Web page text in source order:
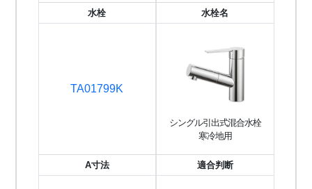
水栓
TA01799K
水栓名
シングル引出式混合水栓
寒冷地用
A寸法 適合判断